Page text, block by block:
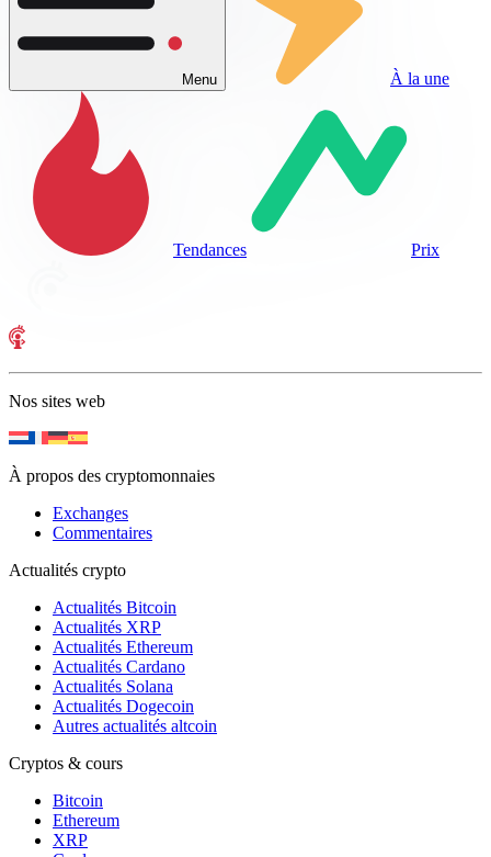
Menu À la une
Tendances Prix
Nos sites web
À propos des cryptomonnaies
Exchanges
Commentaires
Actualités crypto
Actualités Bitcoin
Actualités XRP
Actualités Ethereum
Actualités Cardano
Actualités Solana
Actualités Dogecoin
Autres actualités altcoin
Cryptos & cours
Bitcoin
Ethereum
XRP